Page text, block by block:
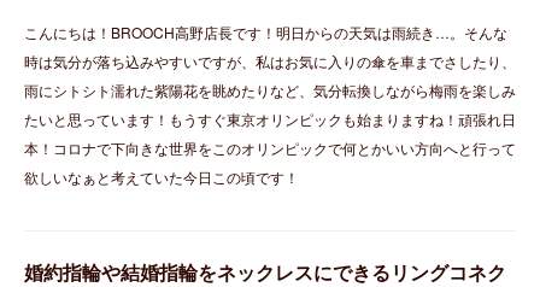
こんにちは！BROOCH高野店長です！明日からの天気は雨続き…。そんな
時は気分が落ち込みやすいですが、私はお気に入りの傘を車までさしたり、
雨にシトシト濡れた紫陽花を眺めたりなど、気分転換しながら梅雨を楽しみ
たいと思っています！もうすぐ東京オリンピックも始まりますね！頑張れ日
本！コロナで下向きな世界をこのオリンピックで何とかいい方向へと行って
欲しいなぁと考えていた今日この頃です！
婚約指輪や結婚指輪をネックレスにできるリングコネク